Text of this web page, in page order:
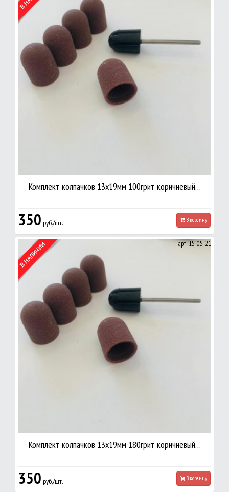
Комплект колпачков 13х19мм 100грит коричневый…
350 руб./шт. В корзину
арт: 15-05-21
Комплект колпачков 13х19мм 180грит коричневый…
350 руб./шт. В корзину